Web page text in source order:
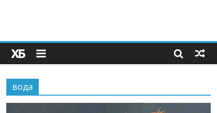
Как простая наклейка заставляет миллионы людей
не забывать о самом важном креме этим летом
вода